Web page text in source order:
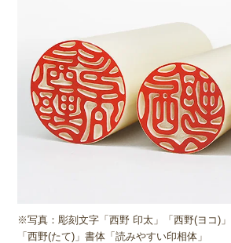
※写真：彫刻文字「西野 印太」「西野(ヨコ)」
「西野(たて)」書体「読みやすい印相体」